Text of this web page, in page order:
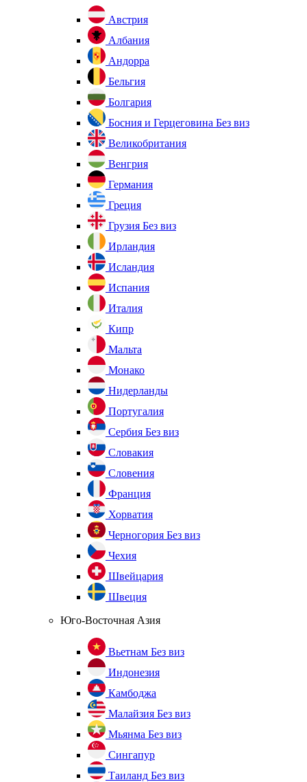
Австрия
Албания
Андорра
Бельгия
Болгария
Босния и Герцеговина Без виз
Великобритания
Венгрия
Германия
Греция
Грузия Без виз
Ирландия
Исландия
Испания
Италия
Кипр
Мальта
Монако
Нидерланды
Португалия
Сербия Без виз
Словакия
Словения
Франция
Хорватия
Черногория Без виз
Чехия
Швейцария
Швеция
Юго-Восточная Азия
Вьетнам Без виз
Индонезия
Камбоджа
Малайзия Без виз
Мьянма Без виз
Сингапур
Таиланд Без виз